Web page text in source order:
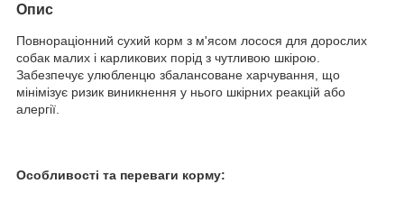
Опис
Повнораціонний сухий корм з м'ясом лосося для дорослих
собак малих і карликових порід з чутливою шкірою.
Забезпечує улюбленцю збалансоване харчування, що
мінімізує ризик виникнення у нього шкірних реакцій або
алергії.
Особливості та переваги корму: